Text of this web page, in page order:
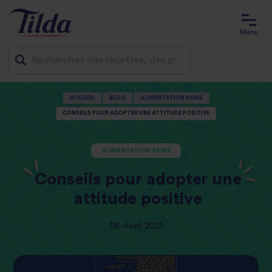
Menu
ACCUEIL BLOG ALIMENTATION SAINE
CONSEILS POUR ADOPTER UNE ATTITUDE POSITIVE
ALIMENTATION SAINE
Conseils pour adopter une
attitude positive
08 Avril 2021